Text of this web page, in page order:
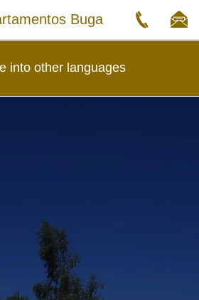
Buga
into other languages